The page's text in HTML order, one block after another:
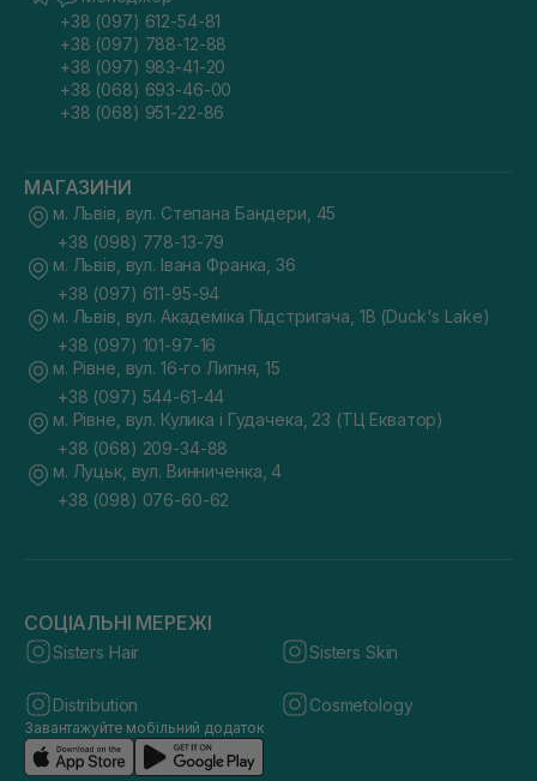
+38 (097) 612-54-81
+38 (097) 788-12-88
+38 (097) 983-41-20
+38 (068) 693-46-00
+38 (068) 951-22-86
МАГАЗИНИ
м. Львів, вул. Степана Бандери, 45
+38 (098) 778-13-79
м. Львів, вул. Івана Франка, 36
+38 (097) 611-95-94
м. Львів, вул. Академіка Підстригача, 1В (Duck's Lake)
+38 (097) 101-97-16
м. Рівне, вул. 16-го Липня, 15
+38 (097) 544-61-44
м. Рівне, вул. Кулика і Гудачека, 23 (ТЦ Екватор)
+38 (068) 209-34-88
м. Луцьк, вул. Винниченка, 4
+38 (098) 076-60-62
СОЦІАЛЬНІ МЕРЕЖІ
Sisters Hair Sisters Skin
Distribution Cosmetology
Завантажуйте мобільний додаток